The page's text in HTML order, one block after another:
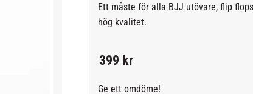
Ett måste för alla BJJ utövare, flip
hög kvalitet.
399 kr
Ge ett omdöme!